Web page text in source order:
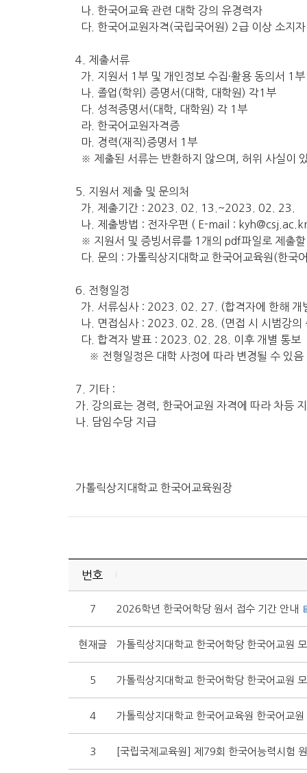
나. 한국어교육 관련 대학 강의 유경력자
다. 한국어교원자격(국립국어원) 2급 이상 소지자
4. 제출서류
가. 지원서 1부 및 개인정보 수집·활용 동의서 1부
나. 졸업(학위) 증명서(대학, 대학원) 각1부
다. 성적증명서(대학, 대학원) 각 1부
라. 한국어교원자격증
마. 경력(재직)증명서 1부
※ 제출된 서류는 반환하지 않으며, 허위 사실이
5. 지원서 제출 및 문의처
가. 제출기간 : 2023. 02. 13.~2023. 02. 23.
나. 제출방법 : 전자우편 ( E-mail :
※ 지원서 및 증빙서류를 1개의 pdf파일로 제출
다. 문의 : 가톨릭상지대학교 한국어교육원(한
6. 전형일정
가. 서류심사 : 2023. 02. 27. (합격자에 한해 개
나. 면접심사 : 2023. 02. 28. (면접 시 시범강의
다. 합격자 발표 : 2023. 02. 28. 이후 개별 통보
※ 전형일정은 대학 사정에 따라 변경될 수 있음
7. 기타 :
가. 강의료는 경력, 한국어교원 자격에 따라 차등
나. 담임수당 지급
가톨릭상지대학교 한국어교육원장
번호
7 2026학년 한국어학당 원서 접수 기간 안내
현재글 가톨릭상지대학교 한국어학당 한국어교원
5 가톨릭상지대학교 한국어학당 한국어교원
4 가톨릭상지대학교 한국어교육원 한국어교원
3 [국립국제교육원] 제79회 한국어능력시험